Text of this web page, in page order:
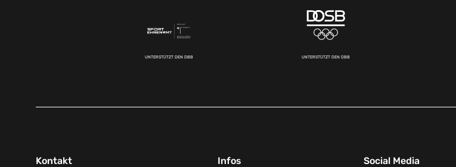
UNTERSTÜTZT DEN DBB UNTERSTÜTZT DEN DBB
Kontakt Infos Social Media